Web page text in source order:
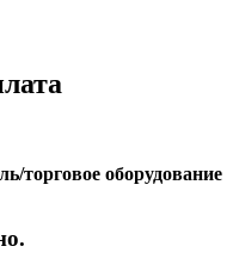
торговое оборудование